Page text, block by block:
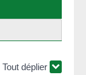
Tout déplier